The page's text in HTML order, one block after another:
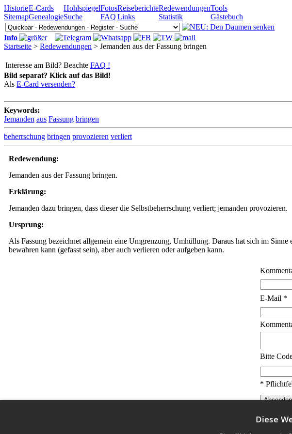
HistorieE-Cards HohlspiegelFotosReiseberichteRedewendungenTools
SitemapGenealogieSuche FAQ Links Statistik Gästebuch
Info
Startseite > Redewendungen > Jemanden aus der Fassung bringen
Interesse am Bild? Beachte FAQ !
Bild separat? Klick auf das Bild!
Als E-Card versenden?
Keywords:
Jemanden aus Fassung bringen
beherrschung bringen provozieren verliert
Redewendung:
Jemanden aus der Fassung bringen.
Erklärung:
Jemanden dazu bringen, dass dieser die Selbstbeherrschung verliert; jemanden provozieren.
Ursprung:
Als Fassung bezeichnet allgemein eine Umgrenzung, Umhüllung. Daraus hat sich im
bewahren kann (gefasst sein), aber auch verlieren oder aufgeben kann.
E-Mail *
Bitte
*
Diese